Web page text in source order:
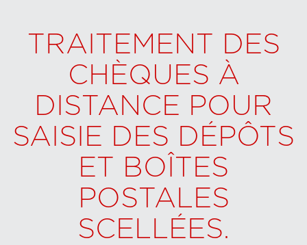
TRAITEMENT DES
CHÈQUES À
DISTANCE POUR
SAISIE DES DÉPÔTS
ET BOÎTES
POSTALES
SCELLÉES.